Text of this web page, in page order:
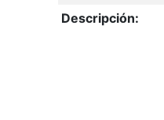
Descripción: